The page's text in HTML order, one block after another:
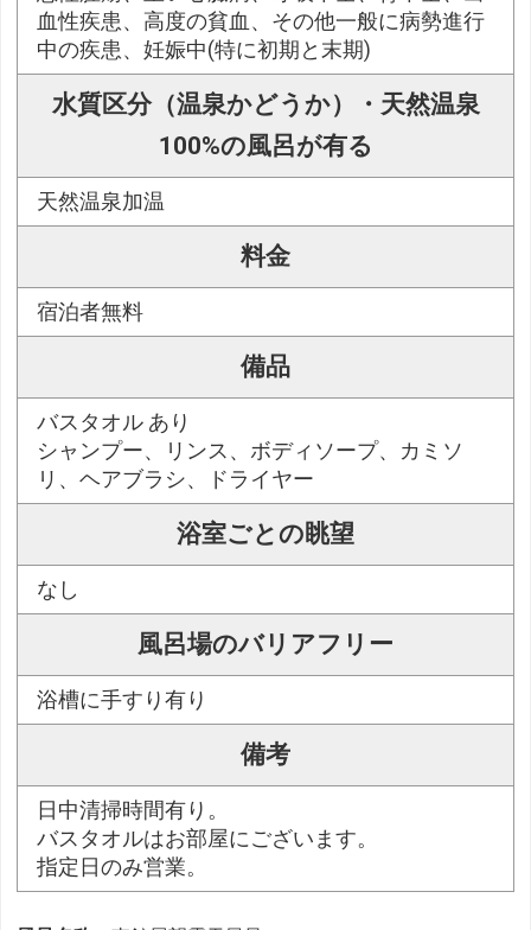
血性疾患、高度の貧血、その他一般に病勢進行
中の疾患、妊娠中(特に初期と末期)
水質区分（温泉かどうか）・天然温泉
100%の風呂が有る
天然温泉加温
料金
宿泊者無料
備品
バスタオル あり
シャンプー、リンス、ボディソープ、カミソ
リ、ヘアブラシ、ドライヤー
浴室ごとの眺望
なし
風呂場のバリアフリー
浴槽に手すり有り
備考
日中清掃時間有り。
バスタオルはお部屋にございます。
指定日のみ営業。